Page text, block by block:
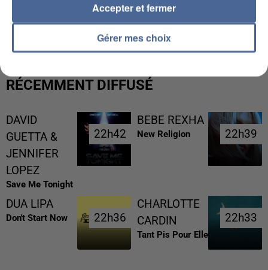
UNE TOURISTE DE L’OISE EMPORTÉE PAR UNE
COULÉE DE BOUE EN HAUTE-SAVOIE
RÉCEMMENT DIFFUSÉ
DAVID
GUETTA &
JENNIFER
LOPEZ
Save Me Tonight
22h42
22h42
BEBE REXHA
New Religion 22h39
22h39
DUA LIPA
Don't Start Now 22h36
22h36
CHARLOTTE
CARDIN
Tant Pis Pour Elle
22h33
22h33
Gérer mes choix
Accepter et fermer